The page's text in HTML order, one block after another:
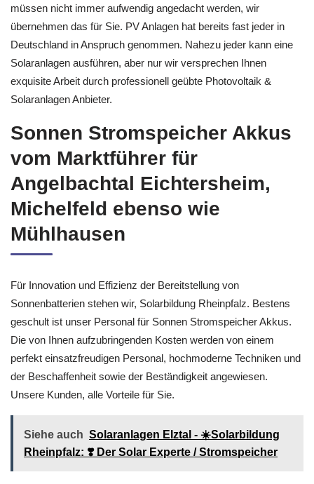
müssen nicht immer aufwendig angedacht werden, wir
übernehmen das für Sie. PV Anlagen hat bereits fast jeder in
Deutschland in Anspruch genommen. Nahezu jeder kann eine
Solaranlagen ausführen, aber nur wir versprechen Ihnen
exquisite Arbeit durch professionell geübte Photovoltaik &
Solaranlagen Anbieter.
Sonnen Stromspeicher Akkus
vom Marktführer für
Angelbachtal Eichtersheim,
Michelfeld ebenso wie
Mühlhausen
Für Innovation und Effizienz der Bereitstellung von
Sonnenbatterien stehen wir, Solarbildung Rheinpfalz. Bestens
geschult ist unser Personal für Sonnen Stromspeicher Akkus.
Die von Ihnen aufzubringenden Kosten werden von einem
perfekt einsatzfreudigen Personal, hochmoderne Techniken und
der Beschaffenheit sowie der Beständigkeit angewiesen.
Unsere Kunden, alle Vorteile für Sie.
Siehe auch Solaranlagen Elztal - ☀️Solarbildung
Rheinpfalz: ❣️ Der Solar Experte / Stromspeicher